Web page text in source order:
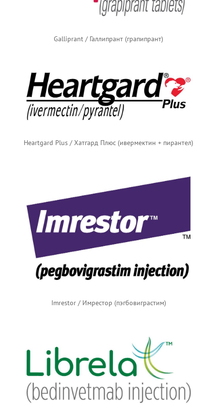
Galliprant / Галлипрант (грапипрант)
Heartgard Plus / Хатгард Плюс (ивермектин + пирантел)
Imrestor / Имрестор (пэгбовиграстим)